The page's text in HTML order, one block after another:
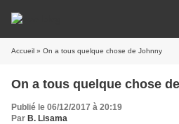
Accueil » On a tous quelque chose de Johnny
On a tous quelque chose
Publié le 06/12/2017 à 20:19
Par B. Lisama